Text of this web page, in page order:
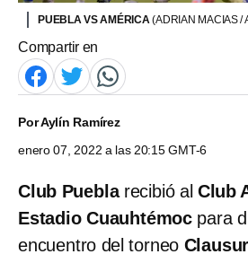
PUEBLA VS AMÉRICA(ADRIAN MACIAS /
Compartir en
PorAylín Ramírez
enero 07, 2022 a las 20:15 GMT-6
Club Pueblarecibió al Club
Estadio Cuauhtémoc para
encuentro del torneo